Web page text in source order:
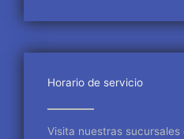
e
b
o
k
t
t
r
t
a
m
Horario de servicio
Visita nuestras sucursales